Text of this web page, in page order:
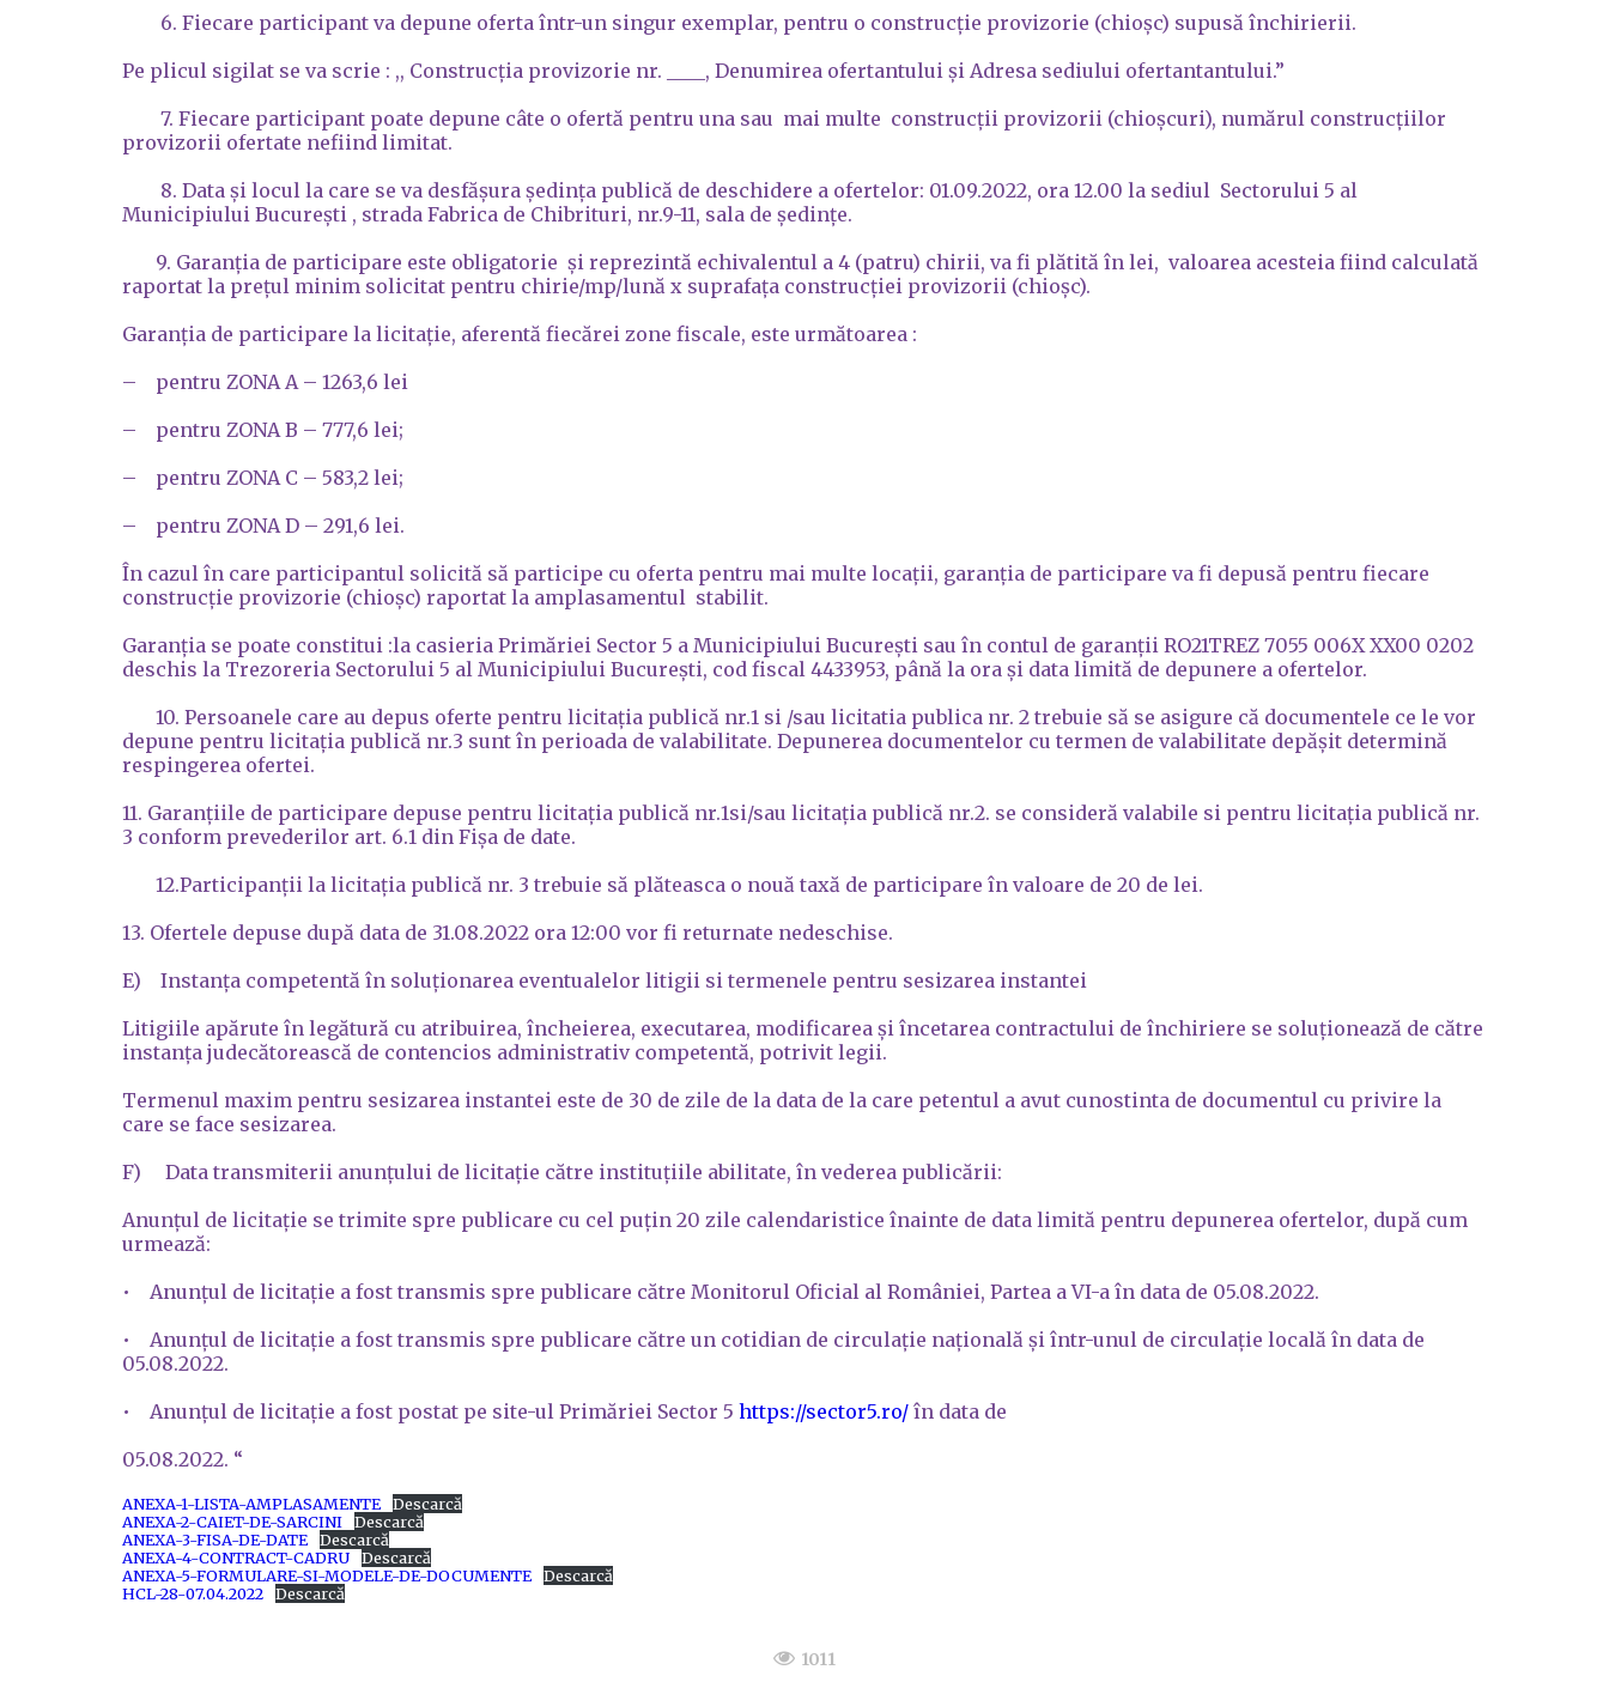
6. Fiecare participant va depune oferta într-un singur exemplar, pentru o construcție provizorie (chioșc) supusă închirierii.
Pe plicul sigilat se va scrie : ,, Construcția provizorie nr. ____, Denumirea ofertantului și Adresa sediului ofertantantului.”
7. Fiecare participant poate depune câte o ofertă pentru una sau mai multe construcții provizorii (chioșcuri), numărul construcțiilor
provizorii ofertate nefiind limitat.
8. Data şi locul la care se va desfăşura şedinţa publică de deschidere a ofertelor: 01.09.2022, ora 12.00 la sediul Sectorului 5 al
Municipiului București , strada Fabrica de Chibrituri, nr.9-11, sala de ședințe.
9. Garanția de participare este obligatorie și reprezintă echivalentul a 4 (patru) chirii, va fi plătită în lei, valoarea acesteia fiind calculată
raportat la prețul minim solicitat pentru chirie/mp/lună x suprafața construcției provizorii (chioșc).
Garanția de participare la licitație, aferentă fiecărei zone fiscale, este următoarea :
– pentru ZONA A – 1263,6 lei
– pentru ZONA B – 777,6 lei;
– pentru ZONA C – 583,2 lei;
– pentru ZONA D – 291,6 lei.
În cazul în care participantul solicită să participe cu oferta pentru mai multe locații, garanția de participare va fi depusă pentru fiecare
construcție provizorie (chioșc) raportat la amplasamentul stabilit.
Garanția se poate constitui :la casieria Primăriei Sector 5 a Municipiului București sau în contul de garanții RO21TREZ 7055 006X XX00 0202
deschis la Trezoreria Sectorului 5 al Municipiului București, cod fiscal 4433953, până la ora și data limită de depunere a ofertelor.
10. Persoanele care au depus oferte pentru licitația publică nr.1 si /sau licitatia publica nr. 2 trebuie să se asigure că documentele ce le vor
depune pentru licitația publică nr.3 sunt în perioada de valabilitate. Depunerea documentelor cu termen de valabilitate depășit determină
respingerea ofertei.
11. Garanțiile de participare depuse pentru licitația publică nr.1si/sau licitația publică nr.2. se consideră valabile si pentru licitația publică nr.
3 conform prevederilor art. 6.1 din Fișa de date.
12.Participanții la licitația publică nr. 3 trebuie să plăteasca o nouă taxă de participare în valoare de 20 de lei.
13. Ofertele depuse după data de 31.08.2022 ora 12:00 vor fi returnate nedeschise.
E) Instanța competentă în soluționarea eventualelor litigii si termenele pentru sesizarea instantei
Litigiile apărute în legătură cu atribuirea, încheierea, executarea, modificarea și încetarea contractului de închiriere se soluționează de către
instanța judecătorească de contencios administrativ competentă, potrivit legii.
Termenul maxim pentru sesizarea instantei este de 30 de zile de la data de la care petentul a avut cunostinta de documentul cu privire la
care se face sesizarea.
F) Data transmiterii anunţului de licitaţie către instituţiile abilitate, în vederea publicării:
Anunțul de licitație se trimite spre publicare cu cel puțin 20 zile calendaristice înainte de data limită pentru depunerea ofertelor, după cum
urmează:
• Anunțul de licitație a fost transmis spre publicare către Monitorul Oficial al României, Partea a VI-a în data de 05.08.2022.
• Anunțul de licitație a fost transmis spre publicare către un cotidian de circulație națională și într-unul de circulație locală în data de
05.08.2022.
• Anunțul de licitație a fost postat pe site-ul Primăriei Sector 5 https://sector5.ro/ în data de
05.08.2022. “
ANEXA-1-LISTA-AMPLASAMENTE
Descarcă
ANEXA-2-CAIET-DE-SARCINI
Descarcă
ANEXA-3-FISA-DE-DATE
Descarcă
ANEXA-4-CONTRACT-CADRU
Descarcă
ANEXA-5-FORMULARE-SI-MODELE-DE-DOCUMENTE
Descarcă
HCL-28-07.04.2022
Descarcă
1011